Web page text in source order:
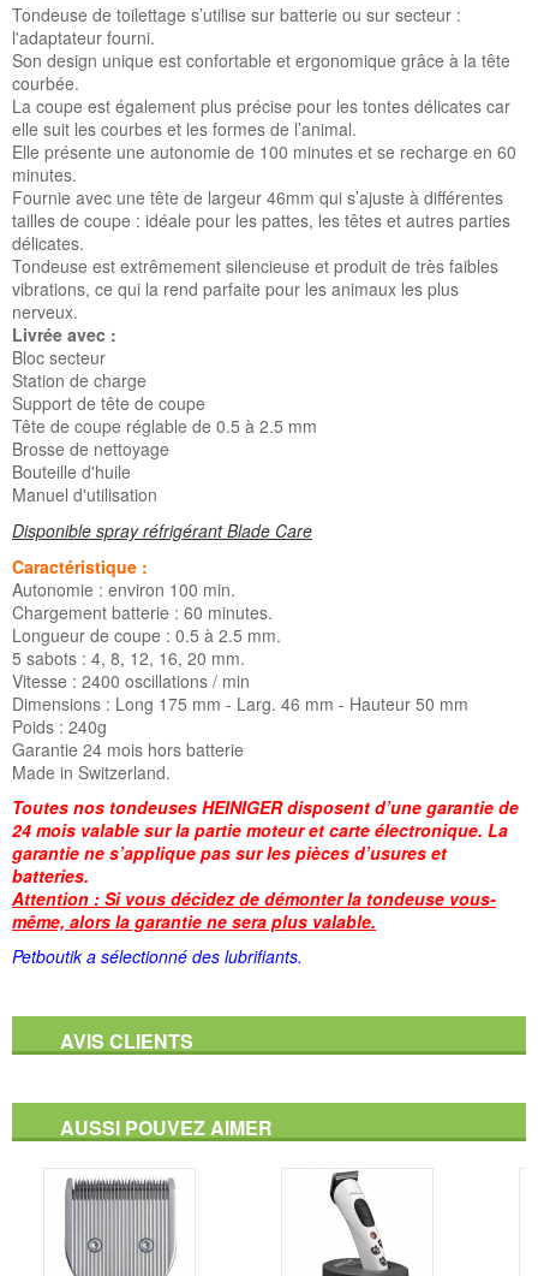
Tondeuse de toilettage s’utilise sur batterie ou sur secteur :
l'adaptateur fourni.
Son design unique est confortable et ergonomique grâce à la tête
courbée.
La coupe est également plus précise pour les tontes délicates car
elle suit les courbes et les formes de l’animal.
Elle présente une autonomie de 100 minutes et se recharge en 60
minutes.
Fournie avec une tête de largeur 46mm qui s’ajuste à différentes
tailles de coupe : idéale pour les pattes, les têtes et autres parties
délicates.
Tondeuse est extrêmement silencieuse et produit de très faibles
vibrations, ce qui la rend parfaite pour les animaux les plus
nerveux.
Livrée avec :
Bloc secteur
Station de charge
Support de tête de coupe
Tête de coupe réglable de 0.5 à 2.5 mm
Brosse de nettoyage
Bouteille d'huile
Manuel d'utilisation
Disponible spray réfrigérant Blade Care
Caractéristique :
Autonomie : environ 100 min.
Chargement batterie : 60 minutes.
Longueur de coupe : 0.5 à 2.5 mm.
5 sabots : 4, 8, 12, 16, 20 mm.
Vitesse : 2400 oscillations / min
Dimensions : Long 175 mm - Larg. 46 mm - Hauteur 50 mm
Poids : 240g
Garantie 24 mois hors batterie
Made in Switzerland.
Toutes nos tondeuses HEINIGER disposent d’une garantie de
24 mois valable sur la partie moteur et carte électronique. La
garantie ne s’applique pas sur les pièces d’usures et
batteries.
Attention : Si vous décidez de démonter la tondeuse vous-
même, alors la garantie ne sera plus valable.
Petboutik a sélectionné des lubrifiants.
AVIS CLIENTS
AUSSI POUVEZ AIMER